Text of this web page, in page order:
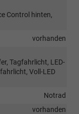
Control hinten,
vorhanden
Tagfahrlicht, LED-
Voll-LED
Notrad
vorhanden